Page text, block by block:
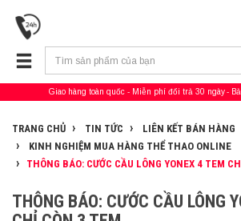
Giao hàng toàn quốc Miễn phí đổi trả 30 ngày
TRANG CHỦ TIN TỨC
LIÊN KẾT BÁN HÀNG
KINH NGHIỆM MUA HÀNG THỂ THAO ONLINE
THÔNG BÁO: CƯỚC CẦU LÔNG YONEX 4 TEM
THÔNG BÁO: CƯỚC CẦU LÔNG